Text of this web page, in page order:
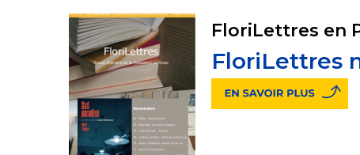
FloriLettres en
FloriLettres